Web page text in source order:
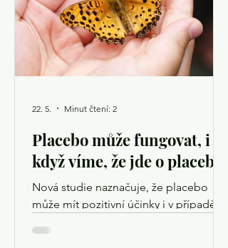
léčbou. Výzkumy totiž ukazují, že na
těchto potížích se může podílet nejen
chemoterapie, ale také samotné
onemocnění, hormonální
Placebo může fungovat, i
když víme, že jde o placebo
Nová studie naznačuje, že placebo
může mít pozitivní účinky i v případě,
skutečný lék. Výzkum u starších
22. 5. Minut čtení: 2